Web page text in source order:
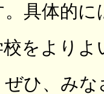
具体的
をより
ぜひ、み